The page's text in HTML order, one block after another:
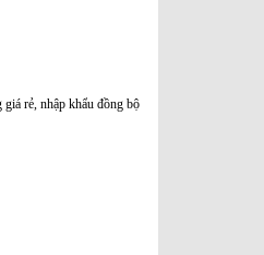
rẻ, nhập khẩu đồng bộ